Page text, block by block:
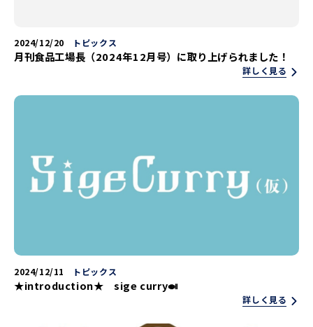
2024/12/20 トピックス
月刊食品工場長（2024年12月号）に取り上げられました！
詳しく見る
2024/12/11 トピックス
★introduction★ sige curry🍛
詳しく見る